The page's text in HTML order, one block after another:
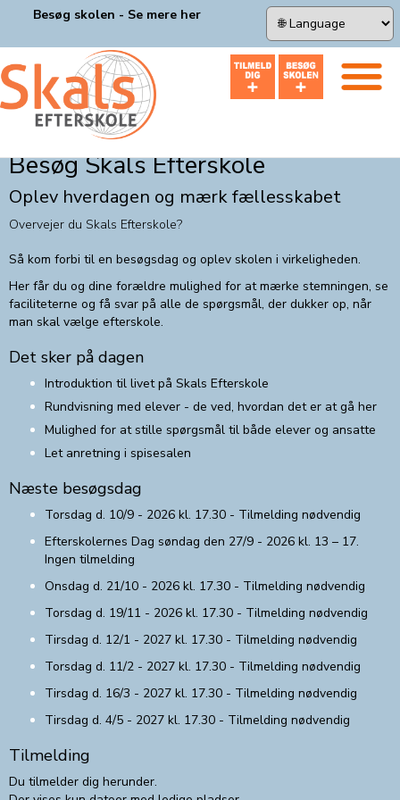
×
Besøg skolen - Se mere her
Besøg Skals Efterskole
Oplev hverdagen og mærk fællesskabet
Overvejer du Skals Efterskole?
Så kom forbi til en besøgsdag og oplev skolen i virkeligheden.
Her får du og dine forældre mulighed for at mærke stemningen, se
faciliteterne og få svar på alle de spørgsmål, der dukker op, når
man skal vælge efterskole.
Det sker på dagen
Introduktion til livet på Skals Efterskole
Rundvisning med elever - de ved, hvordan det er at gå her
Mulighed for at stille spørgsmål til både elever og ansatte
Let anretning i spisesalen
Næste besøgsdag
Torsdag d. 10/9 - 2026 kl. 17.30 - Tilmelding nødvendig
Efterskolernes Dag søndag den 27/9 - 2026 kl. 13 – 17.
Ingen tilmelding
Onsdag d. 21/10 - 2026 kl. 17.30 - Tilmelding nødvendig
Torsdag d. 19/11 - 2026 kl. 17.30 - Tilmelding nødvendig
Tirsdag d. 12/1 - 2027 kl. 17.30 - Tilmelding nødvendig
Torsdag d. 11/2 - 2027 kl. 17.30 - Tilmelding nødvendig
Tirsdag d. 16/3 - 2027 kl. 17.30 - Tilmelding nødvendig
Tirsdag d. 4/5 - 2027 kl. 17.30 - Tilmelding nødvendig
Tilmelding
Du tilmelder dig herunder.